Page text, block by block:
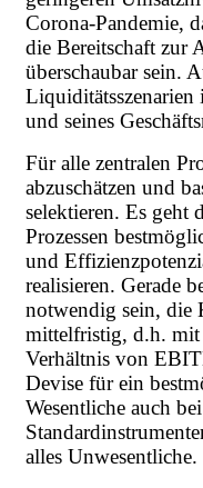
Corona-Pandemie,
die Bereitschaft zur
überschaubar sein.
Liquiditätsszenarien
und seines
Für alle zentralen
abzuschätzen und
selektieren. Es geht
Prozessen
und
realisieren. Gerade
notwendig sein, die
mittelfristig, d.h. mit
Verhältnis von
Devise für ein
Wesentliche auch
alles Unwesentliche.